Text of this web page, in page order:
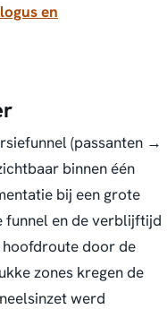
en
(passanten →
binnen één
bij een grote
funnel en de verblijftijd
door de
zones kregen de
werd